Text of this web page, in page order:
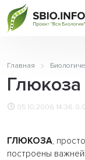
Главная
Глюкоза
05.10.2006 14:36
ГЛЮКОЗА,
построены